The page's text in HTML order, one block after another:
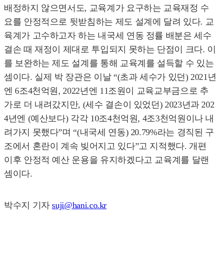
배정하지 않으면서도, 교육계가 요구하는 교육재정 수
요를 안정적으로 뒷받침하는 제도 설계에 달려 있다. 교
육계가 고수하고자 하는 내국세 연동 정률 배분은 세수
결손 때 재정이 제대로 투입되지 못하는 단점이 크다. 이
를 보완하는 제도 설계를 통해 교육계를 설득할 수 있는
셈이다. 실제 박 장관은 이날 “(초과 세수가 있던) 2021년
엔 6조4천억원, 2022년엔 11조원이 교육교부금으로 추
가로 더 내려갔지만, (세수 결손이 있었던) 2023년과 202
4년엔 (예산보다) 각각 10조4천억원, 4조3천억원이나 내
려가지 못했다”며 “(내국세 연동) 20.79%라는 경직된 구
조에서 혼란이 계속 빚어지고 있다”고 지적했다. 개편
이후 안정적 예산 운용을 유지하겠다고 교육계를 달랜
셈이다.
박수지 기자suji@hani.co.kr